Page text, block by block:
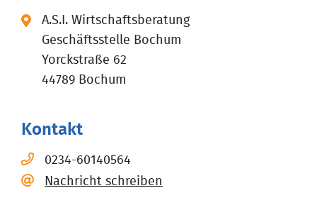
A.S.I. Wirtschaftsberatung
Geschäftsstelle Bochum
Yorckstraße 62
44789 Bochum
Kontakt
0234-60140564
Nachricht schreiben